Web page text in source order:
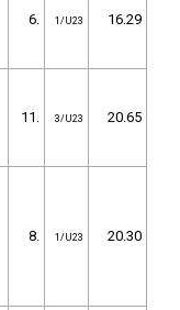
6. 1/U23 16.29
11. 3/U23 20.65
8. 1/U23 20.30